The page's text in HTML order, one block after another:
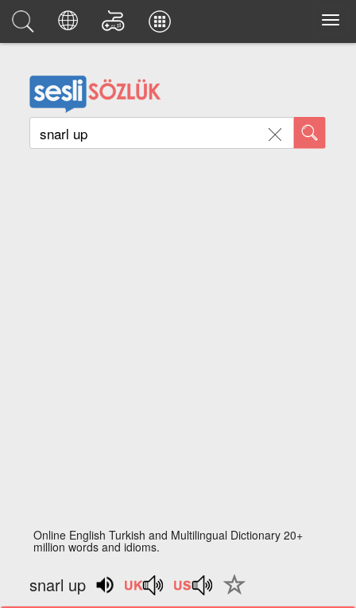
Online English Turkish and Multilingual Dictionary 20+
million words and idioms.
snarl up